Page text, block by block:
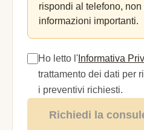
rispondi al telefono, non
informazioni importanti.
Ho letto l' Informativa
trattamento dei dati per
i preventivi richiesti.
Richiedi la